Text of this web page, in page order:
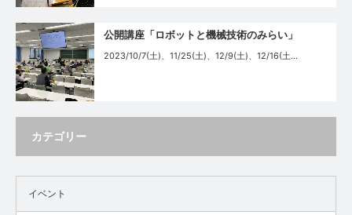
公開講座「ロボットと機械技術のみらい」
2023/10/7(土)、11/25(土)、12/9(土)、12/16(土…
カテゴリー
イベント